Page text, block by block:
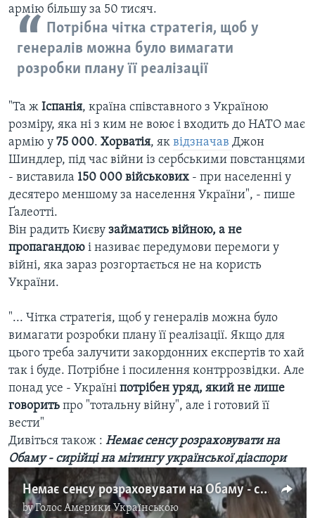
армію більшу за 50 тисяч.
Потрібна чітка стратегія, щоб у
генералів можна було вимагати
розробки плану її реалізації
"Та ж Іспанія, країна співставного з Україною
розміру, яка ні з ким не воює і входить до НАТО має
армію у 75 000. Хорватія, як відзначав Джон
Шиндлер, під час війни із сербськими повстанцями
- виставила 150 000 військових - при населенні у
десятеро меншому за населення України", - пише
Ґалеотті.
Він радить Києву займатись війною, а не
пропагандою і називає передумови перемоги у
війні, яка зараз розгортається не на користь
України.
"... Чітка стратегія, щоб у генералів можна було
вимагати розробки плану її реалізації. Якщо для
цього треба залучити закордонних експертів то хай
так і буде. Потрібне і посилення контррозвідки. Але
понад усе - Україні потрібен уряд, який не лише
говорить про "тотальну війну", але і готовий її
вести"
Дивіться також : Немає сенсу розраховувати на
Обаму - сирійці на мітингу української діаспори
Немає сенсу розраховувати на Обаму - сирійці на мітингу української діаспори
byГолос Америки Українською